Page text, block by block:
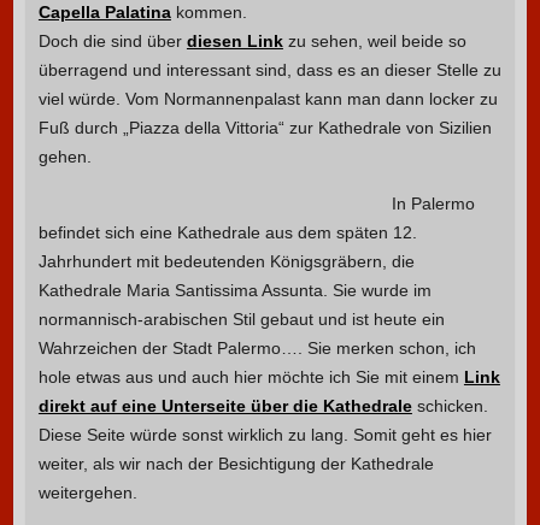
Capella Palatinakommen.
Doch die sind über diesen Linkzu sehen, weil beide so
überragend und interessant sind, dass es an dieser Stelle zu
viel würde. Vom Normannenpalast kann man dann locker zu
Fuß durch „Piazza della Vittoria“ zur Kathedrale von Sizilien
gehen.
In Palermo
befindet sich eine Kathedrale aus dem späten 12.
Jahrhundert mit bedeutenden Königsgräbern, die
Kathedrale Maria Santissima Assunta. Sie wurde im
normannisch-arabischen Stil gebaut und ist heute ein
Wahrzeichen der Stadt Palermo…. Sie merken schon, ich
hole etwas aus und auch hier möchte ich Sie mit einem Link
direkt auf eine Unterseite über die Kathedraleschicken.
Diese Seite würde sonst wirklich zu lang. Somit geht es hier
weiter, als wir nach der Besichtigung der Kathedrale
weitergehen.